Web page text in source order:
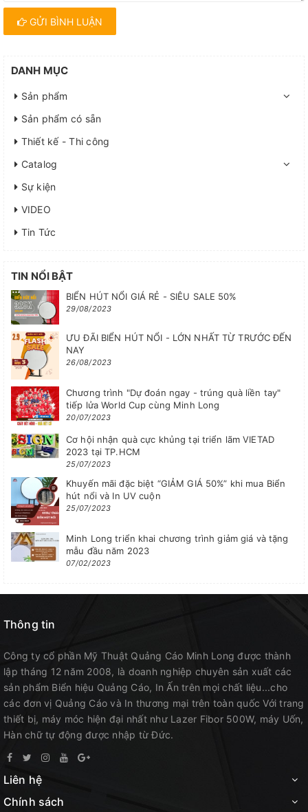
GỬI BÌNH LUẬN
DANH MỤC
Sản phẩm
Sản phẩm có sẵn
Thiết kế - Thi công
Catalog
Sự kiện
VIDEO
Tin Tức
TIN NỔI BẬT
BIỂN HÚT NỔI GIÁ RẺ - SIÊU SALE 50%
29/08/2023
ƯU ĐÃI BIỂN HÚT NỔI - LỚN NHẤT TỪ TRƯỚC ĐẾN
NAY
26/08/2023
Chương trình "Dự đoán ngay - trúng quà liền tay"
tiếp lửa World Cup cùng Minh Long
20/07/2023
Cơ hội nhận quà cực khủng tại triển lãm VIETAD
2023 tại TP.HCM
25/07/2023
Khuyến mãi đặc biệt “GIẢM GIÁ 50%” khi mua Biển
hút nổi và In UV cuộn
25/07/2023
Minh Long triển khai chương trình giảm giá và tặng
mẫu đầu năm 2023
07/02/2023
Thông tin
Công ty cổ phần Mỹ Thuật Quảng Cáo Minh Long được thành
lập tháng 12 năm 2008, là doanh nghiệp chuyên sản xuất các
sản phẩm Biển hiệu Quảng Cáo, In Ấn trên mọi chất liệu...cho
các đơn vị Quảng Cáo và In thương mại trên toàn quốc Với trang
thiết bị, máy móc hiện đại nhất như Lazer Fibor 500W, máy Uốn,
Hàn chữ tự động được nhập từ Đức.
Liên hệ
Chính sách